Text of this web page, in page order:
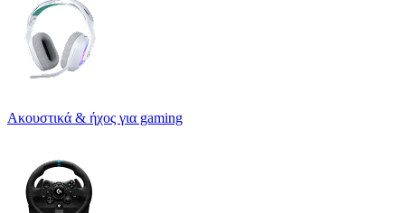
Ακουστικά & ήχος για gaming